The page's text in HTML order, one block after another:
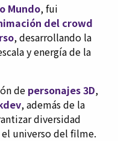
Mundo, fui
del crowd
, desarrollando la
y energía de la
de personajes 3D,
, además de la
diversidad
universo del filme.